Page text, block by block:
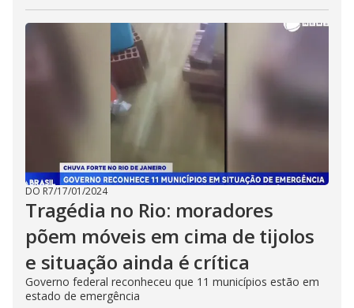
DO R7/17/01/2024
Tragédia no Rio: moradores
põem móveis em cima de tijolos
e situação ainda é crítica
Governo federal reconheceu que 11 municípios estão em
estado de emergência